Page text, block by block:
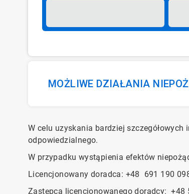
MOŻLIWE DZIAŁANIA
W celu uzyskania bardziej
odpowiedzialnego.
W przypadku wystąpienia efektów
Licencjonowany doradca: +48 691 190
Zastępca licencjonowanego doradcy: +48